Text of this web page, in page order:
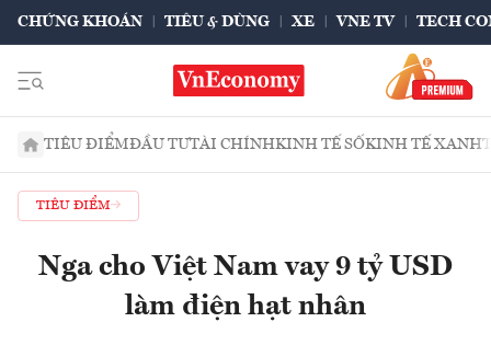
CHỨNG KHOÁN TIÊU & DÙNG XE VNE TV TECH
TIÊU ĐIỂMĐẦU TƯTÀI CHÍNHKINH TẾ SỐKINH TẾ XANH
TIÊU ĐIỂM
Nga cho Việt Nam vay 9 tỷ USD
làm điện hạt nhân